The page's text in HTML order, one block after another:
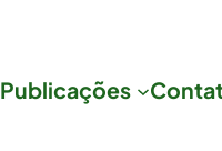
Publicações